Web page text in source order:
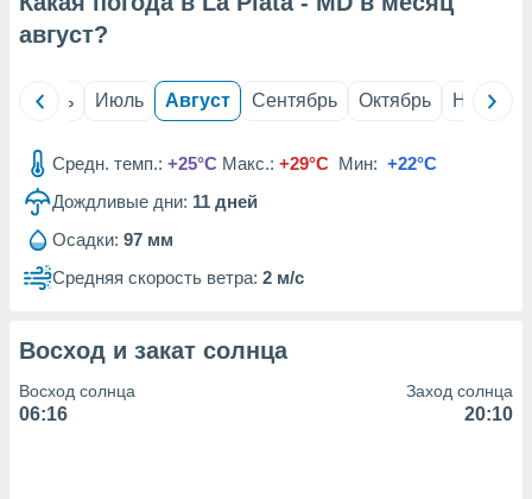
из
данных
август?
Июнь Июль Август Сентябрь Октябрь Ноябрь
Средн. темп.: +25°C Макс.: +29°C Мин: +22°C
Дождливые дни: 11 дней
Осадки: 97 мм
Средняя скорость ветра: 2 м/с
Восход и закат солнца
Восход солнца
06:16
Заход солнца
20:10